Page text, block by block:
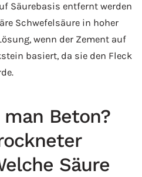
Säurebasis entfernt werden
Schwefelsäure in hoher
wenn der Zement auf
basiert, da sie den Fleck
Beton?
Säure